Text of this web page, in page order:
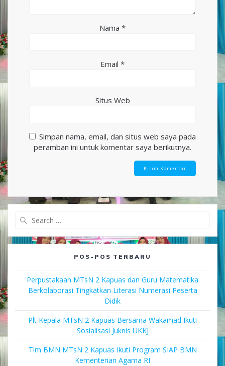
Nama *
Email *
Situs Web
Simpan nama, email, dan situs web saya pada
peramban ini untuk komentar saya berikutnya.
POS-POS TERBARU
Perpustakaan MTsN 2 Kapuas dan Guru Matematika
Berkolaborasi Tingkatkan Literasi Numerasi Peserta
Didik
Plt Kepala MTsN 2 Kapuas Bersama Wakamad Ikuti
Sosialisasi Juknis UKKJ
Tim BMN MTsN 2 Kapuas Ikuti Program SIAP BMN
Kementerian Agama RI